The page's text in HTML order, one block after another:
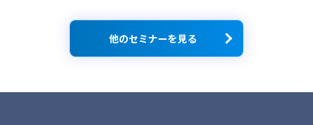
他のセミナーを見る